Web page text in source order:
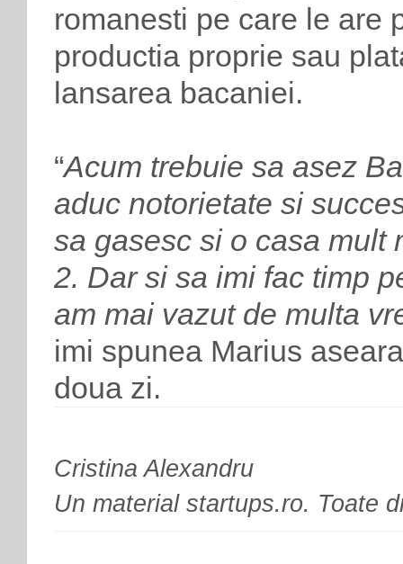
romanesti pe care le are
productia proprie sau
lansarea bacaniei.
“Acum trebuie sa asez
aduc notorietate si
sa gasesc si o casa mult
2. Dar si sa imi fac timp
am mai vazut de multa
imi spunea Marius
doua zi.
Cristina Alexandru
Un material startups.ro. Toate